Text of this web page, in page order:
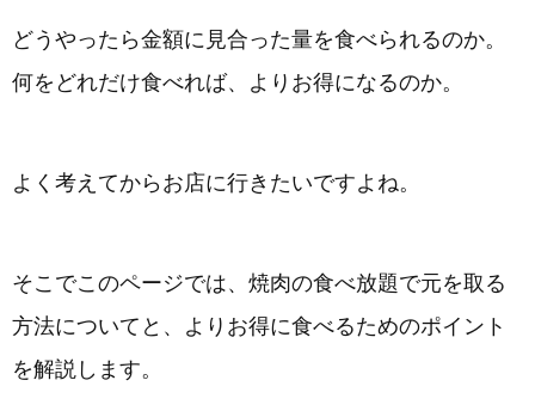
どうやったら金額に見合った量を食べられるのか。
何をどれだけ食べれば、よりお得になるのか。
よく考えてからお店に行きたいですよね。
そこでこのページでは、焼肉の食べ放題で元を取る
方法についてと、よりお得に食べるためのポイント
を解説します。